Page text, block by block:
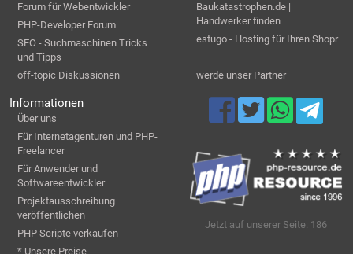
Forum für Webentwickler
PHP-Developer Forum
SEO - Suchmaschinen Tricks
und Tipps
off-topic Diskussionen
Baukatastrophen.de |
Handwerker finden
estugo - Hosting für Ihren Shopr
werde unser Partner
Informationen
Über uns
Für Internetagenturen und PHP-
Freelancer
Für Anwender und
Softwareentwickler
Projektausschreibung
veröffentlichen
PHP Scripte verkaufen
* Unsere Preise
Jetzt auf unserer Seite: 186